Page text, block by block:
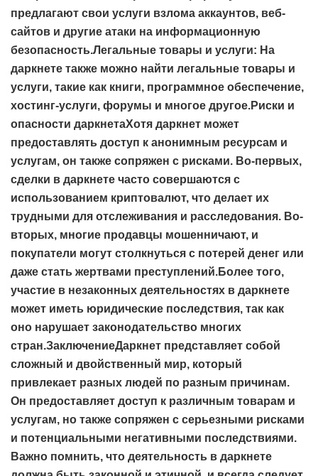
предлагают свои услуги взлома аккаунтов, веб-
сайтов и другие атаки на информационную
безопасность.Легальные товары и услуги: На
даркнете также можно найти легальные товары и
услуги, такие как книги, программное обеспечение,
хостинг-услуги, форумы и многое другое.Риски и
опасности даркнетаХотя даркнет может
предоставлять доступ к анонимным ресурсам и
услугам, он также сопряжен с рисками. Во-первых,
сделки в даркнете часто совершаются с
использованием криптовалют, что делает их
трудными для отслеживания и расследования. Во-
вторых, многие продавцы мошенничают, и
покупатели могут столкнуться с потерей денег или
даже стать жертвами преступлений.Более того,
участие в незаконных деятельностях в даркнете
может иметь юридические последствия, так как
оно нарушает законодательство многих
стран.ЗаключениеДаркнет представляет собой
сложный и двойственный мир, который
привлекает разных людей по разным причинам.
Он предоставляет доступ к различным товарам и
услугам, но также сопряжен с серьезными рисками
и потенциальными негативными последствиями.
Важно помнить, что деятельность в даркнете